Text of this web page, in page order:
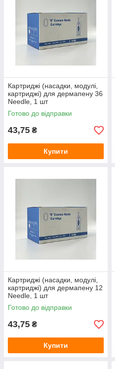
Картриджі (насадки, модулі,
картриджі) для дермапену 36
Needle, 1 шт
Готово до відправки
43,75 ₴
Купити
Картриджі (насадки, модулі,
картриджі) для дермапену 12
Needle, 1 шт
Готово до відправки
43,75 ₴
Купити